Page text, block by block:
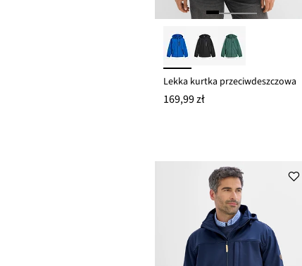
Lekka kurtka przeciwdeszczowa
169,99 zł